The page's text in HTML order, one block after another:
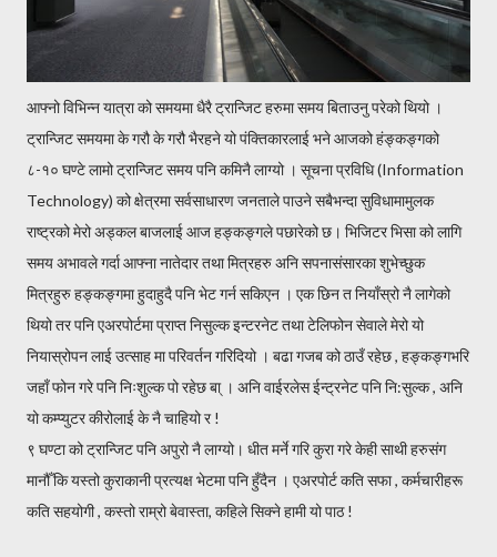
आफ्नो विभिन्न यात्रा को समयमा धैरै ट्रान्जिट हरुमा समय बिताउनु परेको थियो ।
ट्रान्जिट समयमा के गरौ के गरौ भैरहने यो पंक्तिकारलाई भने आजको हंङ्कङ्गको
८-१० घण्टे लामो ट्रान्जिट समय पनि कमिनै लाग्यो । सूचना प्रविधि (Information
Technology) को क्षेत्रमा सर्वसाधारण जनताले पाउने सबैभन्दा सुविधामामुलक
राष्ट्रको मेरो अड्कल बाजलाई आज हङ्कङ्गले पछारेको छ। भिजिटर भिसा को लागि
समय अभावले गर्दा आफ्ना नातेदार तथा मित्रहरु अनि सपनासंसारका शुभेच्छुक
मित्रहुरु हङ्कङ्गमा हुदाहुदै पनि भेट गर्न सकिएन । एक छिन त नियाँस्रो नै लागेको
थियो तर पनि एअरपोर्टमा प्राप्त निसुल्क इन्टरनेट तथा टेलिफोन सेवाले मेरो यो
नियास्रोपन लाई उत्साह मा परिवर्तन गरिदियो । बढा गजब को ठाउँ रहेछ , हङ्कङ्गभरि
जहाँ फोन गरे पनि निःशुल्क पो रहेछ बा् । अनि वाईरलेस ईन्ट्रनेट पनि नि:सुल्क , अनि
यो कम्प्युटर कीरोलाई के नै चाहियो र !
९ घण्टा को ट्रान्जिट पनि अपुरो नै लाग्यो। धीत मर्ने गरि कुरा गरे केही साथी हरुसंग
मानौँ कि यस्तो कुराकानी प्रत्यक्ष भेटमा पनि हुँदैन । एअरपोर्ट कति सफा , कर्मचारीहरू
कति सहयोगी , कस्तो राम्रो बेवास्ता, कहिले सिक्ने हामी यो पाठ !